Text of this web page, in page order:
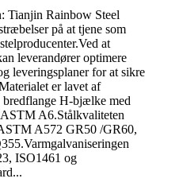
Tianjin Rainbow Steel
på at tjene som
at
leverandører optimere
leveringsplaner for at sikre
er lavet af
bredflange H-bjælke med
ASTM A6.Stålkvaliteten
A572 GR50 /GR60,
ISO1461 og